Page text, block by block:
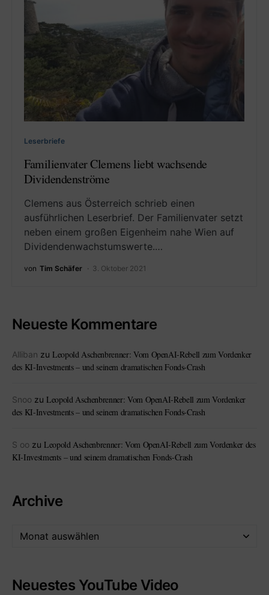
Leserbriefe
Familienvater Clemens liebt wachsende
Dividendenströme
Clemens aus Österreich schrieb einen
ausführlichen Leserbrief. Der Familienvater setzt
neben einem großen Eigenheim nahe Wien auf
Dividendenwachstumswerte.…
von Tim Schäfer 3. Oktober 2021
Neueste Kommentare
Alliban zu Leopold Aschenbrenner: Vom OpenAI-Rebell zum Vordenker
des KI-Investments – und seinem dramatischen Fonds-Crash
Snoo zu Leopold Aschenbrenner: Vom OpenAI-Rebell zum Vordenker
des KI-Investments – und seinem dramatischen Fonds-Crash
S oo zu Leopold Aschenbrenner: Vom OpenAI-Rebell zum Vordenker des
KI-Investments – und seinem dramatischen Fonds-Crash
Archive
Neuestes YouTube Video